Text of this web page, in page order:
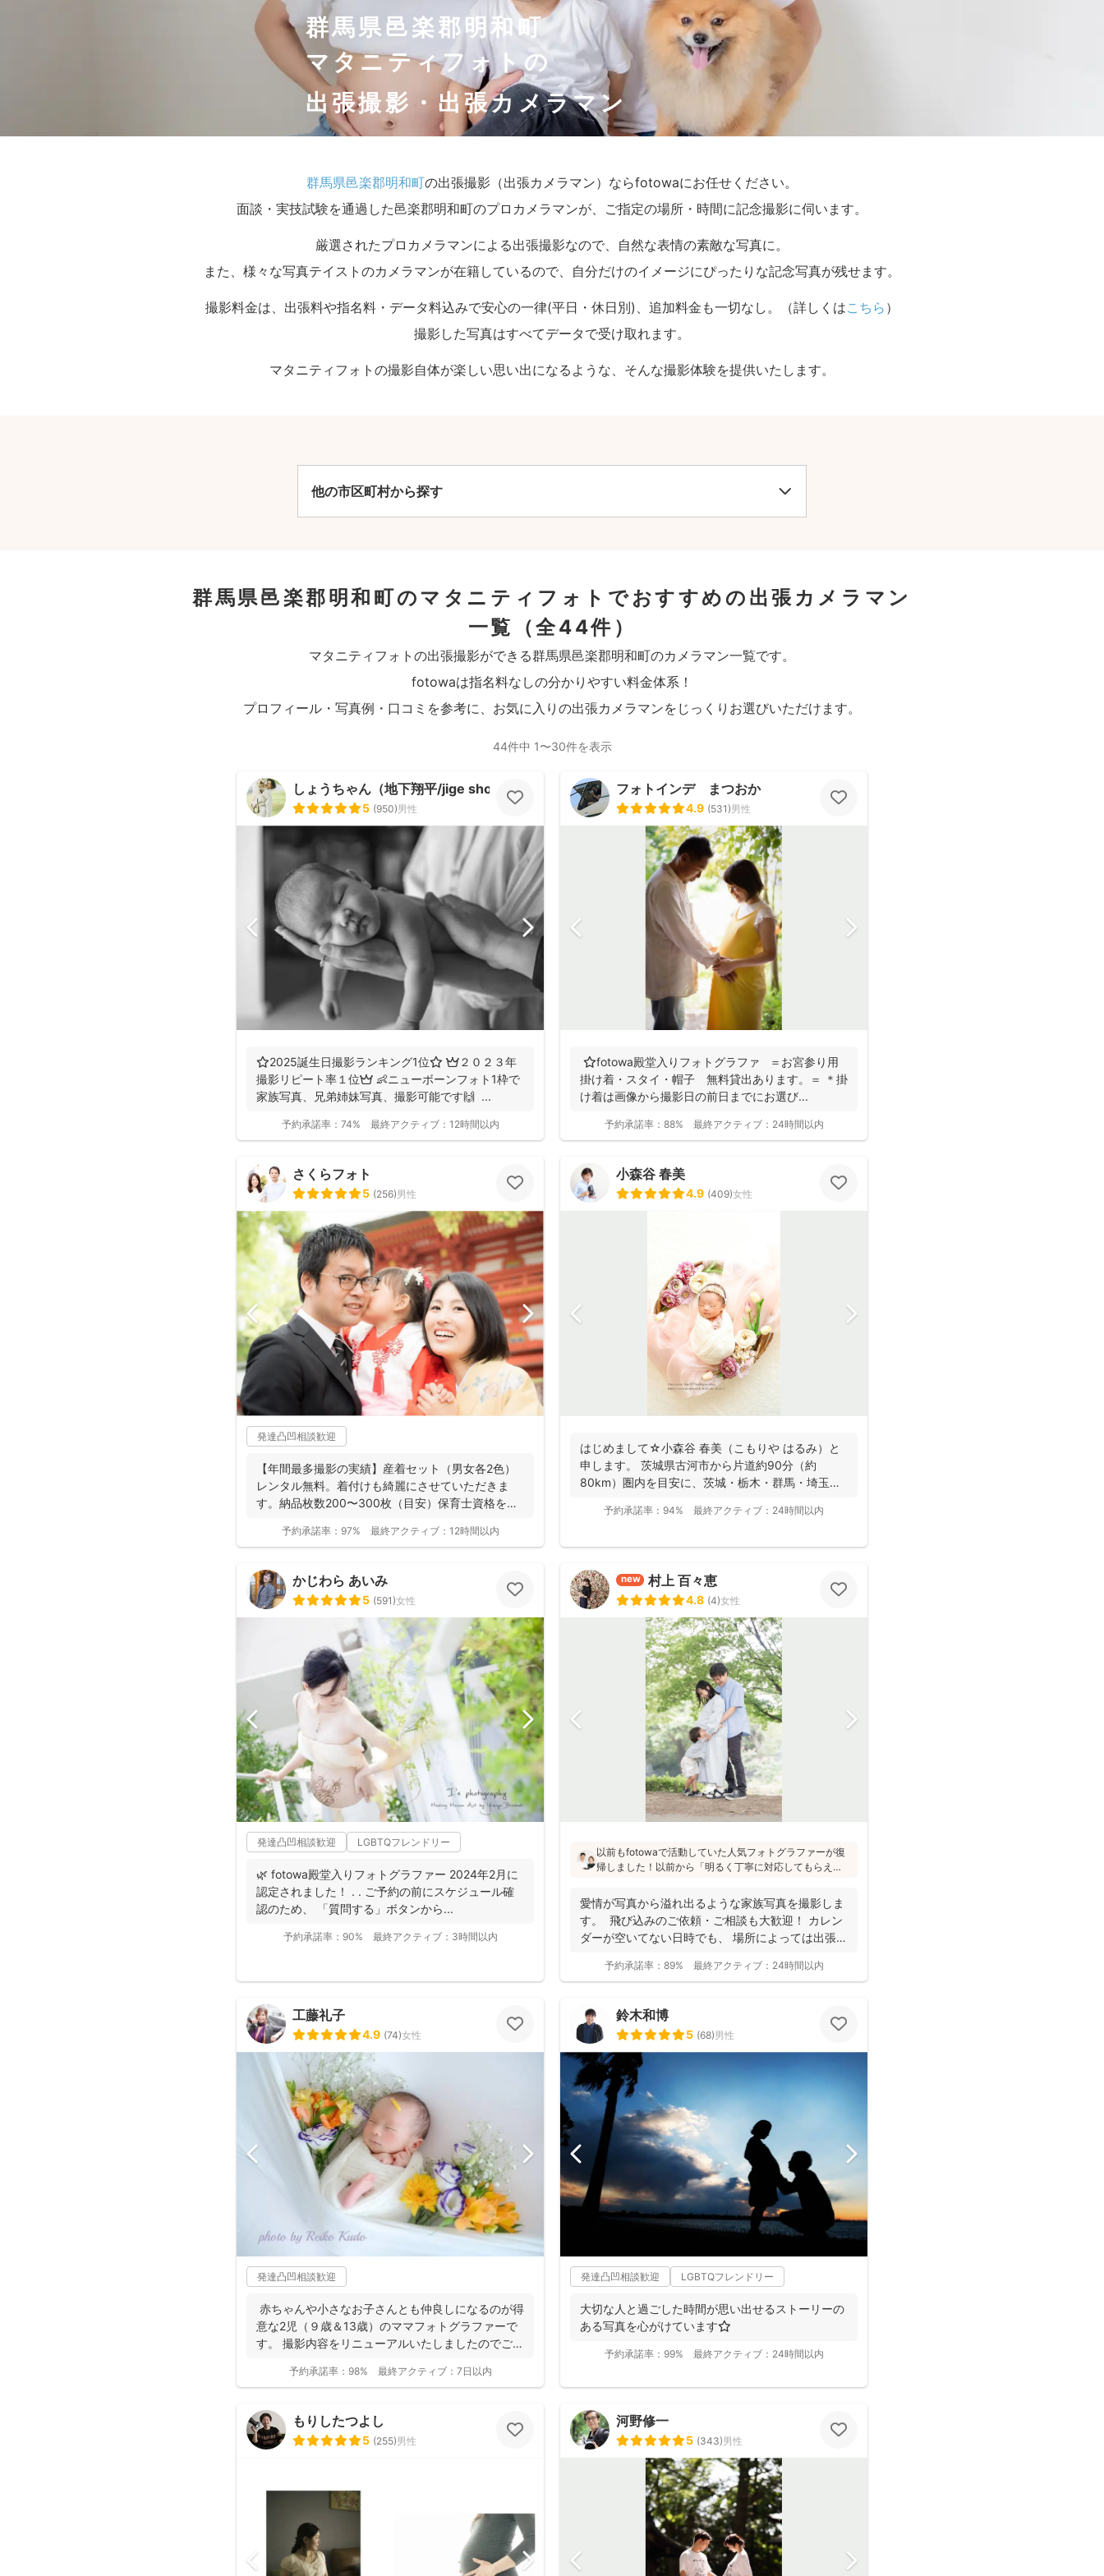
群馬県邑楽郡明和町
マタニティフォトの
出張撮影・出張カメラマン
群馬県邑楽郡明和町の出張撮影（出張カメラマン）ならfotowaにお任せください。
面談・実技試験を通過した邑楽郡明和町のプロカメラマンが、ご指定の場所・時間に記念撮影に伺います。
厳選されたプロカメラマンによる出張撮影なので、自然な表情の素敵な写真に。
また、様々な写真テイストのカメラマンが在籍しているので、自分だけのイメージにぴったりな記念写真が残せます。
撮影料金は、出張料や指名料・データ料込みで安心の一律(平日・休日別)、追加料金も一切なし。（詳しくはこちら ）
撮影した写真はすべてデータで受け取れます。
マタニティフォトの撮影自体が楽しい思い出になるような、そんな撮影体験を提供いたします。
他の市区町村から探す
群馬県邑楽郡明和町のマタニティフォトでおすすめの出張カメラマン
一覧
（全44件）
マタニティフォトの出張撮影ができる群馬県邑楽郡明和町のカメラマン一覧です。
fotowaは指名料なしの分かりやすい料金体系！
プロフィール・写真例・口コミを参考に、お気に入りの出張カメラマンをじっくりお選びいただけます。
44件中 1〜30件を表示
しょうちゃん（地下翔平/jige shohe）
5 (950)男性
⭐️2025誕生日撮影ランキング1位⭐️ 👑２０２３年
撮影リピート率１位👑 👶ニューボーンフォト1枠で
家族写真、兄弟姉妹写真、撮影可能です🙌 ...
予約承諾率： 74% 最終アクティブ： 12時間以内
フォトインデ まつおか
4.9 (531)男性
⭐️fotowa殿堂入りフォトグラファ ＝お宮参り用
掛け着・スタイ・帽子 無料貸出あります。＝ ＊掛
け着は画像から撮影日の前日までにお選び...
予約承諾率： 88% 最終アクティブ： 24時間以内
さくらフォト
5 (256)男性
発達凸凹相談歓迎
【年間最多撮影の実績】産着セット（男女各2色）
レンタル無料。着付けも綺麗にさせていただきま
す。納品枚数200〜300枚（目安）保育士資格を持
予約承諾率： 97% 最終アクティブ： 12時間以内
小森谷 春美
4.9 (409)女性
はじめまして☆小森谷 春美（こもりや はるみ）と
申します。 茨城県古河市から片道約90分（約
80km）圏内を目安に、茨城・栃木・群馬・埼玉
予約承諾率： 94% 最終アクティブ： 24時間以内
かじわら あいみ
5 (591)女性
発達凸凹相談歓迎 LGBTQフレンドリー
🌿 fotowa殿堂入りフォトグラファー 2024年2月に
認定されました！ . . ご予約の前にスケジュール確
認のため、 「質問する」ボタンから...
予約承諾率： 90% 最終アクティブ： 3時間以内
new 村上 百々恵
4.8 (4)女性
以前もfotowaで活動していた人気フォトグラファーが復
帰しました！以前から「明るく丁寧に対応してもらえ
と好評です♪特にニューボーンフォトは様々な研修を受講
し、クオリティ高いお写真をお届けされています(^^)
愛情が写真から溢れ出るような家族写真を撮影しま
す。 飛び込みのご依頼・ご相談も大歓迎！ カレン
ダーが空いてない日時でも、 場所によっては出張で
予約承諾率： 89% 最終アクティブ： 24時間以内
工藤礼子
4.9 (74)女性
発達凸凹相談歓迎
赤ちゃんや小さなお子さんとも仲良しになるのが得
意な2児（９歳＆13歳）のママフォトグラファーで
す。 撮影内容をリニューアルいたしましたのでご案
予約承諾率： 98% 最終アクティブ： 7日以内
鈴木和博
5 (68)男性
発達凸凹相談歓迎 LGBTQフレンドリー
大切な人と過ごした時間が思い出せるストーリーの
ある写真を心がけています⭐️
予約承諾率： 99% 最終アクティブ： 24時間以内
もりしたつよし
5 (255)男性
河野修一
5 (343)男性